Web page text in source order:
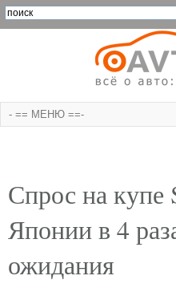
Спрос на купе
Японии в 4
ожидания